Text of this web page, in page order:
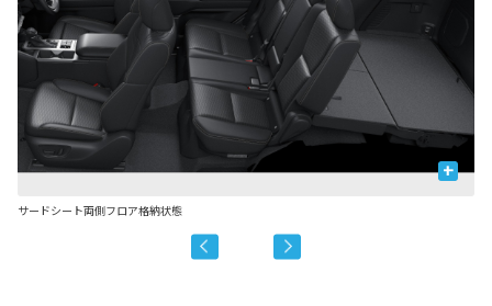
+
サードシート両側フロア格納状態